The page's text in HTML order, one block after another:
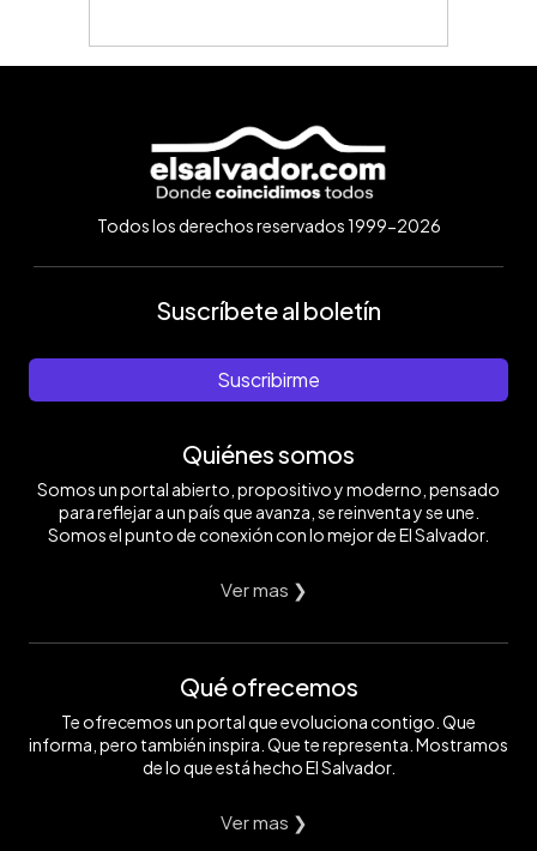
Todos los derechos reservados 1999-2026
Suscríbete al boletín
Suscribirme
Quiénes somos
Somos un portal abierto, propositivo y moderno, pensado
para reflejar a un país que avanza, se reinventa y se une.
Somos el punto de conexión con lo mejor de El Salvador.
Ver mas ❯
Qué ofrecemos
Te ofrecemos un portal que evoluciona contigo. Que
informa, pero también inspira. Que te representa. Mostramos
de lo que está hecho El Salvador.
Ver mas ❯